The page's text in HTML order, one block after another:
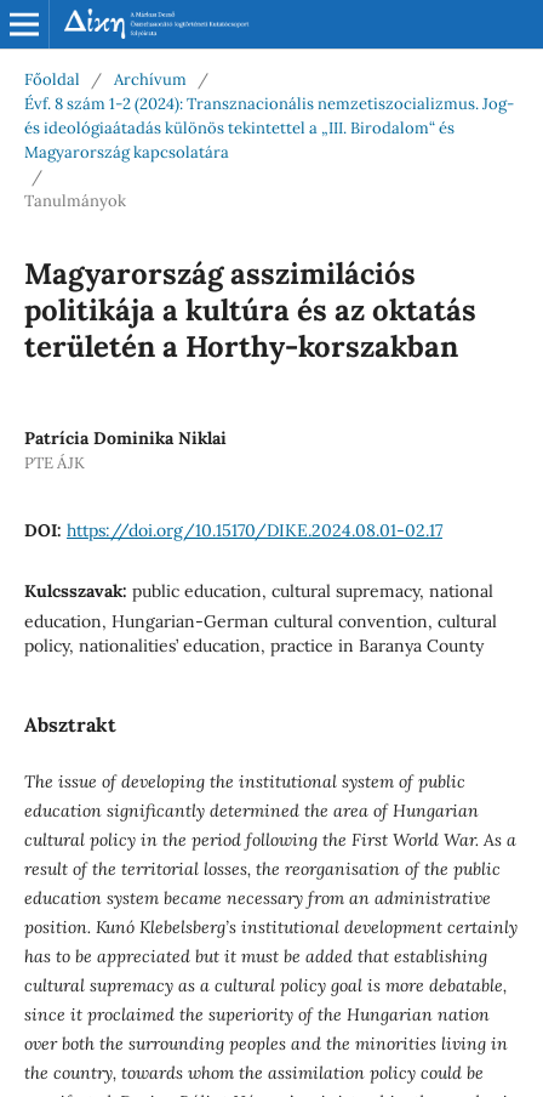
Főoldal / Archívum
/
Évf. 8 szám 1-2 (2024): Transznacionális nemzetiszocializmus. Jog-
és ideológiaátadás különös tekintettel a „III. Birodalom“ és
Magyarország kapcsolatára
/
Tanulmányok
Magyarország asszimilációs
politikája a kultúra és az oktatás
területén a Horthy-korszakban
Patrícia Dominika Niklai
PTE ÁJK
DOI: https://doi.org/10.15170/DIKE.2024.08.01-02.17
Kulcsszavak: public education, cultural supremacy, national
education, Hungarian-German cultural convention, cultural
policy, nationalities’ education, practice in Baranya County
Absztrakt
The issue of developing the institutional system of public
education significantly determined the area of Hungarian
cultural policy in the period following the First World War. As a
result of the territorial losses, the reorganisation of the public
education system became necessary from an administrative
position. Kunó Klebelsberg’s institutional development certainly
has to be appreciated but it must be added that establishing
cultural supremacy as a cultural policy goal is more debatable,
since it proclaimed the superiority of the Hungarian nation
over both the surrounding peoples and the minorities living in
the country, towards whom the assimilation policy could be